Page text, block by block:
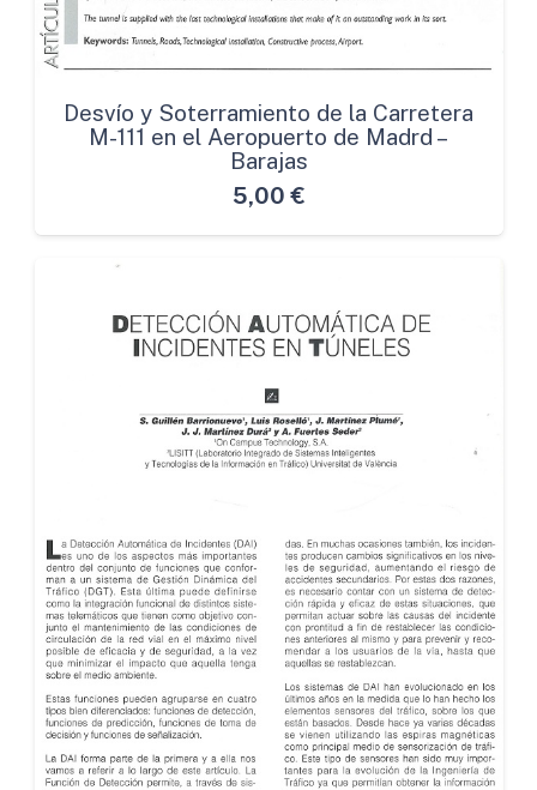
Desvío y Soterramiento de la Carretera
M-111 en el Aeropuerto de Madrd –
Barajas
5,00 €